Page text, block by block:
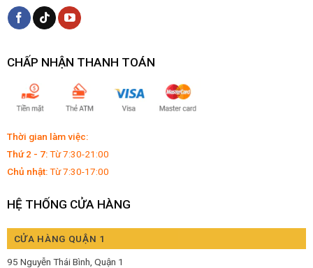
CHẤP NHẬN THANH TOÁN
Thời gian làm việc:
Thứ 2 - 7:Từ 7:30-21:00
Chủ nhật:Từ 7:30-17:00
HỆ THỐNG CỬA HÀNG
CỬA HÀNG QUẬN 1
95 Nguyễn Thái Bình, Quận 1